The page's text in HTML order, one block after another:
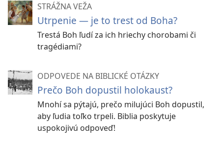
STRÁŽNA VEŽA
Utrpenie — je to trest od Boha?
Trestá Boh ľudí za ich hriechy chorobami či
tragédiami?
ODPOVEDE NA BIBLICKÉ OTÁZKY
Prečo Boh dopustil holokaust?
Mnohí sa pýtajú, prečo milujúci Boh dopustil,
aby ľudia toľko trpeli. Biblia poskytuje
uspokojivú odpoveď!